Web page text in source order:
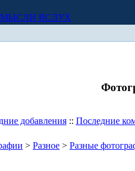
МЫСЛИ ВСЛУХ
добавления:: Последние
> Разное > Разные